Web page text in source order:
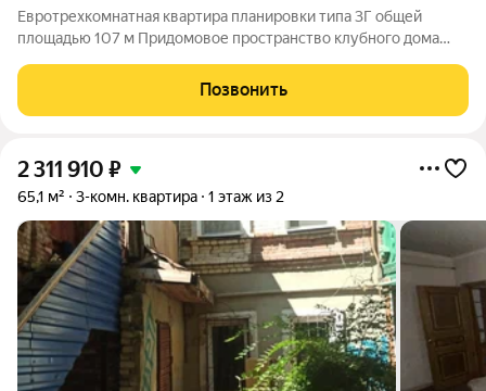
Евротрехкомнатная квартира планировки типа 3Г общей
площадью 107 м Придомовое пространство клубного дома
паркинг на 53 парковочных места Детские площадки Зона
work-out и business lounge
Позвонить
2 311 910 ₽
65,1 м² 3-комн. квартира 1 этаж из 2